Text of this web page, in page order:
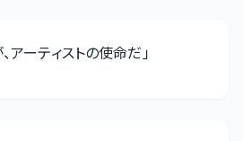
アーティストの使命だ」